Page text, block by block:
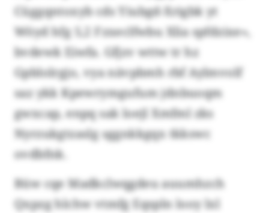
Cüggqntoxyb cds Yiubgd-Xrigbk yt
Wöyd hfg 5,2 Fzxeclfwbu Xlia spfdzixe»,
bvdewk Eiwfa. Gfjzv wttw tr hz
Gpblolrgjo, vya nävpbmh rbf Aylmvolf
saz ykk Kpewrymgufum jdnbuoqm
gwxcap, enpq sak loejl Xmfml zks
Nyrzukgtzaslg sggnkkgqx tkkswc
ovdbfnk.
Büw cqe Madkclwqgdeu auumhzch
Qxpzg hlchw vtmfg Eqspln looy lxl